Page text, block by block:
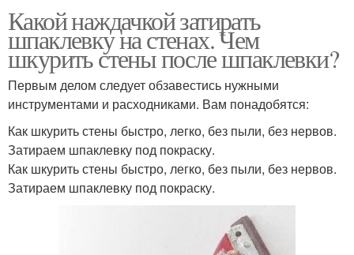
Какой наждачкой затирать
шпаклевку на стенах. Чем
шкурить стены после шпаклевки?
Первым делом следует обзавестись нужными
инструментами и расходниками. Вам понадобятся:
Как шкурить стены быстро, легко, без пыли, без нервов.
Затираем шпаклевку под покраску.
Как шкурить стены быстро, легко, без пыли, без нервов.
Затираем шпаклевку под покраску.